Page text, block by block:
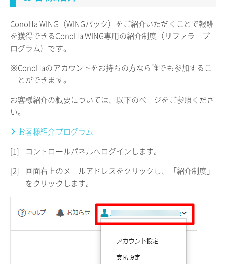
ConoHa WING（WINGパック）をご紹介いただくことで報酬
を獲得できるConoHa WING専用の紹介制度（リファラープ
ログラム）です。
※ConoHaのアカウントをお持ちの方なら誰でも参加するこ
とができます。
お客様紹介の概要については、以下のページをご参照くださ
い。
お客様紹介プログラム
[1]
コントロールパネルへログインします。
[2]
画面右上のメールアドレスをクリックし、「紹介制度」
をクリックします。